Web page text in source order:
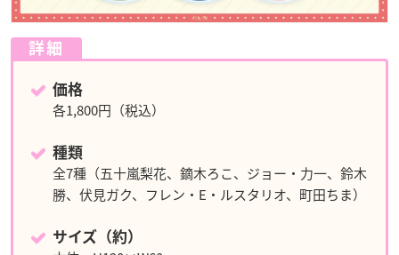
詳細
価格
各1,800円（税込）
種類
全7種（五十嵐梨花、鏑木ろこ、ジョー・力一、鈴木
勝、伏見ガク、フレン・E・ルスタリオ、町田ちま）
サイズ（約）